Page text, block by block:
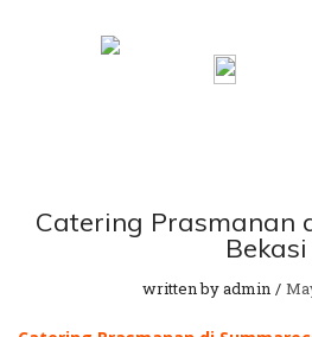
Catering Prasmanan
Bekasi
written byadmin